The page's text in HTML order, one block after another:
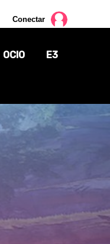
Conectar
OCIO
TV
CÓMICS
MANGA
E3